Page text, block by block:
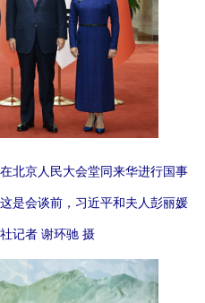
京人民大会堂同来华进行国事
是会谈前，习近平和夫人彭丽媛
社记者谢环驰摄